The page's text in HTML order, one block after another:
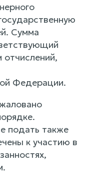
Сумма
Федерации.
подать также
к участию в